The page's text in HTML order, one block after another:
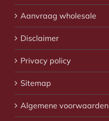
Aanvraag wholesale
Disclaimer
Privacy policy
Sitemap
Algemene voorwaarden